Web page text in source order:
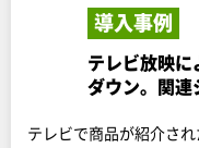
導入事例
テレビ放映
ダウン。関
テレビで商品が紹介され